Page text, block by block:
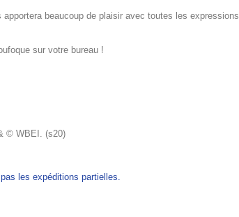
beaucoup de plaisir avec toutes les expressions
sur votre bureau !
© WBEI. (s20)
les expéditions partielles.